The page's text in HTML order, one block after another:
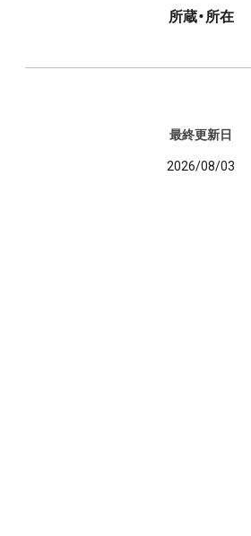
所蔵・所在
最終更新日
2026/08/03